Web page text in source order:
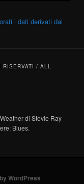
i dati derivati dai
/ ALL
di Stevie Ray
Blues.
WordPress